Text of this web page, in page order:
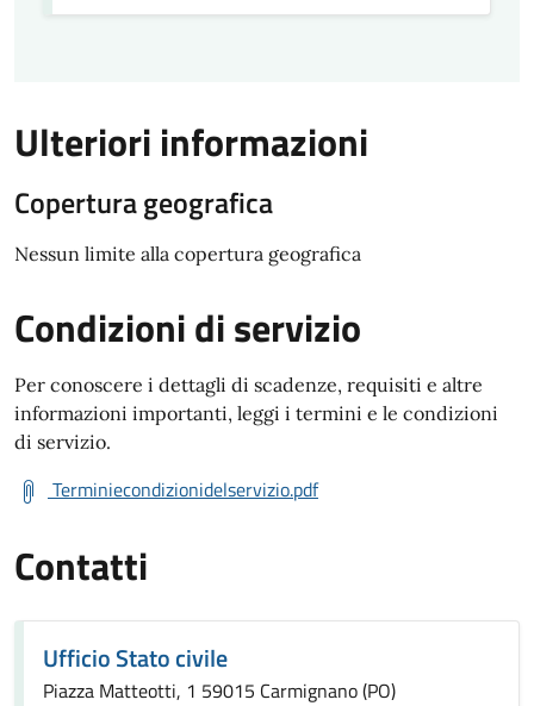
Ulteriori informazioni
Copertura geografica
Nessun limite alla copertura geografica
Condizioni di servizio
Per conoscere i dettagli di scadenze, requisiti e altre
informazioni importanti, leggi i termini e le condizioni
di servizio.
Terminiecondizionidelservizio.pdf
Contatti
Ufficio Stato civile
Piazza Matteotti, 1 59015 Carmignano (PO)